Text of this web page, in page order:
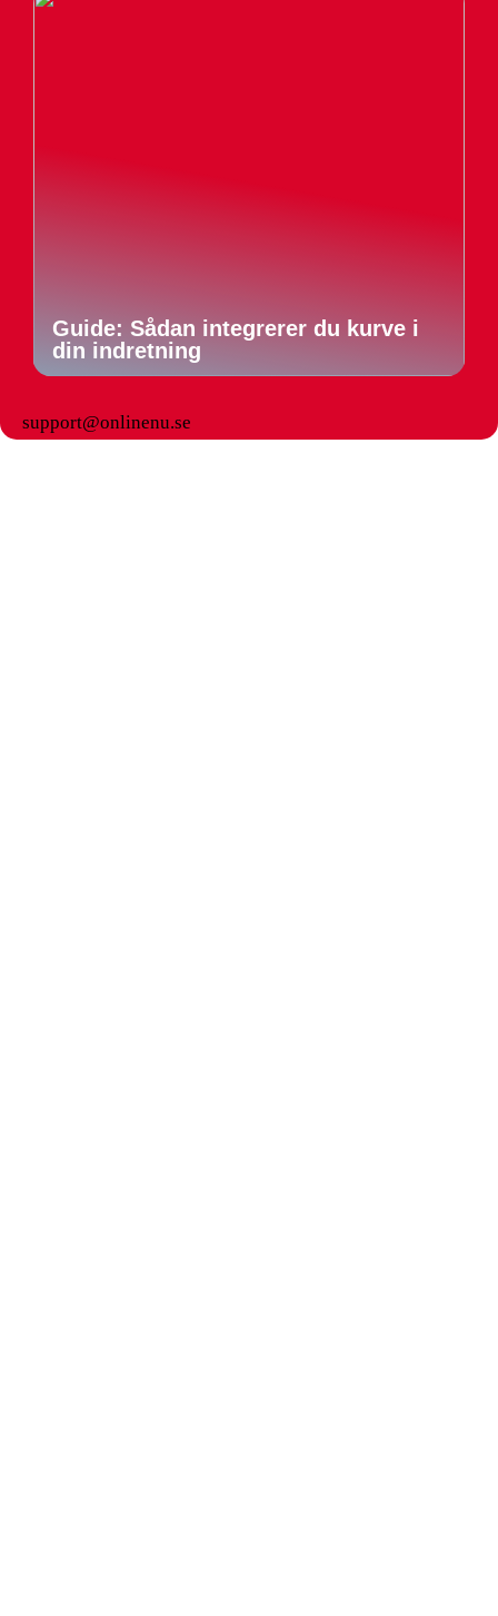
Guide: Sådan integrerer du kurve i
din indretning
support@onlinenu.se